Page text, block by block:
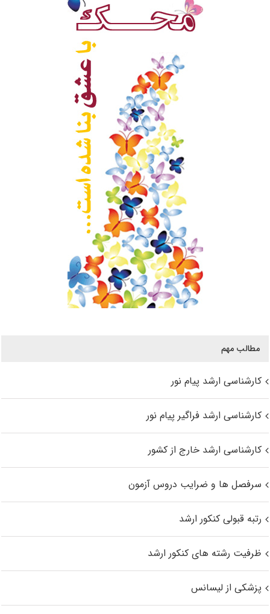
مطالب مهم
کارشناسی ارشد پیام نور
کارشناسی ارشد فراگیر پیام نور
کارشناسی ارشد خارج از کشور
سرفصل ها و ضرایب دروس آزمون
رتبه قبولی کنکور ارشد
ظرفیت رشته های کنکور ارشد
پزشکی از لیسانس